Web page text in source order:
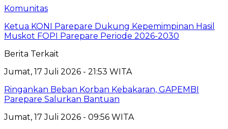
Komunitas
Ketua KONI Parepare Dukung Kepemimpinan Hasil
Muskot FOPI Parepare Periode 2026-2030
Berita Terkait
Jumat, 17 Juli 2026 - 21:53 WITA
Ringankan Beban Korban Kebakaran, GAPEMBI
Parepare Salurkan Bantuan
Jumat, 17 Juli 2026 - 09:56 WITA